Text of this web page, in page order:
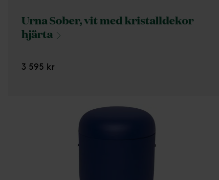
Urna Sober, vit med kristalldekor
hjärta
3 595 kr